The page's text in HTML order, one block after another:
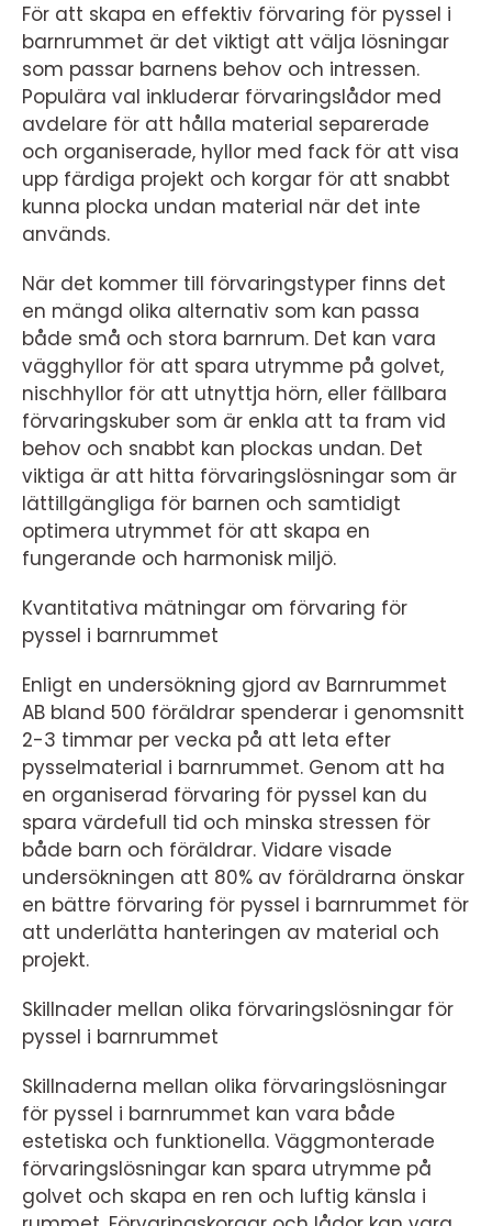
För att skapa en effektiv förvaring för pyssel i
barnrummet är det viktigt att välja lösningar
som passar barnens behov och intressen.
Populära val inkluderar förvaringslådor med
avdelare för att hålla material separerade
och organiserade, hyllor med fack för att visa
upp färdiga projekt och korgar för att snabbt
kunna plocka undan material när det inte
används.
När det kommer till förvaringstyper finns det
en mängd olika alternativ som kan passa
både små och stora barnrum. Det kan vara
vägghyllor för att spara utrymme på golvet,
nischhyllor för att utnyttja hörn, eller fällbara
förvaringskuber som är enkla att ta fram vid
behov och snabbt kan plockas undan. Det
viktiga är att hitta förvaringslösningar som är
lättillgängliga för barnen och samtidigt
optimera utrymmet för att skapa en
fungerande och harmonisk miljö.
Kvantitativa mätningar om förvaring för
pyssel i barnrummet
Enligt en undersökning gjord av Barnrummet
AB bland 500 föräldrar spenderar i genomsnitt
2-3 timmar per vecka på att leta efter
pysselmaterial i barnrummet. Genom att ha
en organiserad förvaring för pyssel kan du
spara värdefull tid och minska stressen för
både barn och föräldrar. Vidare visade
undersökningen att 80% av föräldrarna önskar
en bättre förvaring för pyssel i barnrummet för
att underlätta hanteringen av material och
projekt.
Skillnader mellan olika förvaringslösningar för
pyssel i barnrummet
Skillnaderna mellan olika förvaringslösningar
för pyssel i barnrummet kan vara både
estetiska och funktionella. Väggmonterade
förvaringslösningar kan spara utrymme på
golvet och skapa en ren och luftig känsla i